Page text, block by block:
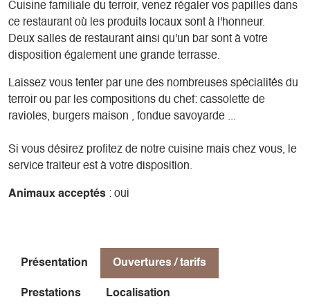
Cuisine familiale du terroir, venez régaler vos papilles dans
ce restaurant où les produits locaux sont à l'honneur.
Deux salles de restaurant ainsi qu'un bar sont à votre
disposition également une grande terrasse.
Laissez vous tenter par une des nombreuses spécialités du
terroir ou par les compositions du chef: cassolette de
ravioles, burgers maison , fondue savoyarde ...
Si vous désirez profitez de notre cuisine mais chez vous, le
service traiteur est à votre disposition.
Animaux acceptés : oui
Présentation Ouvertures / tarifs
Prestations Localisation